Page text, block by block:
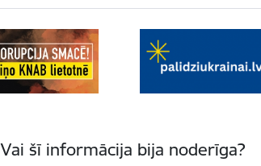
Vai šī informācija bija noderīga?